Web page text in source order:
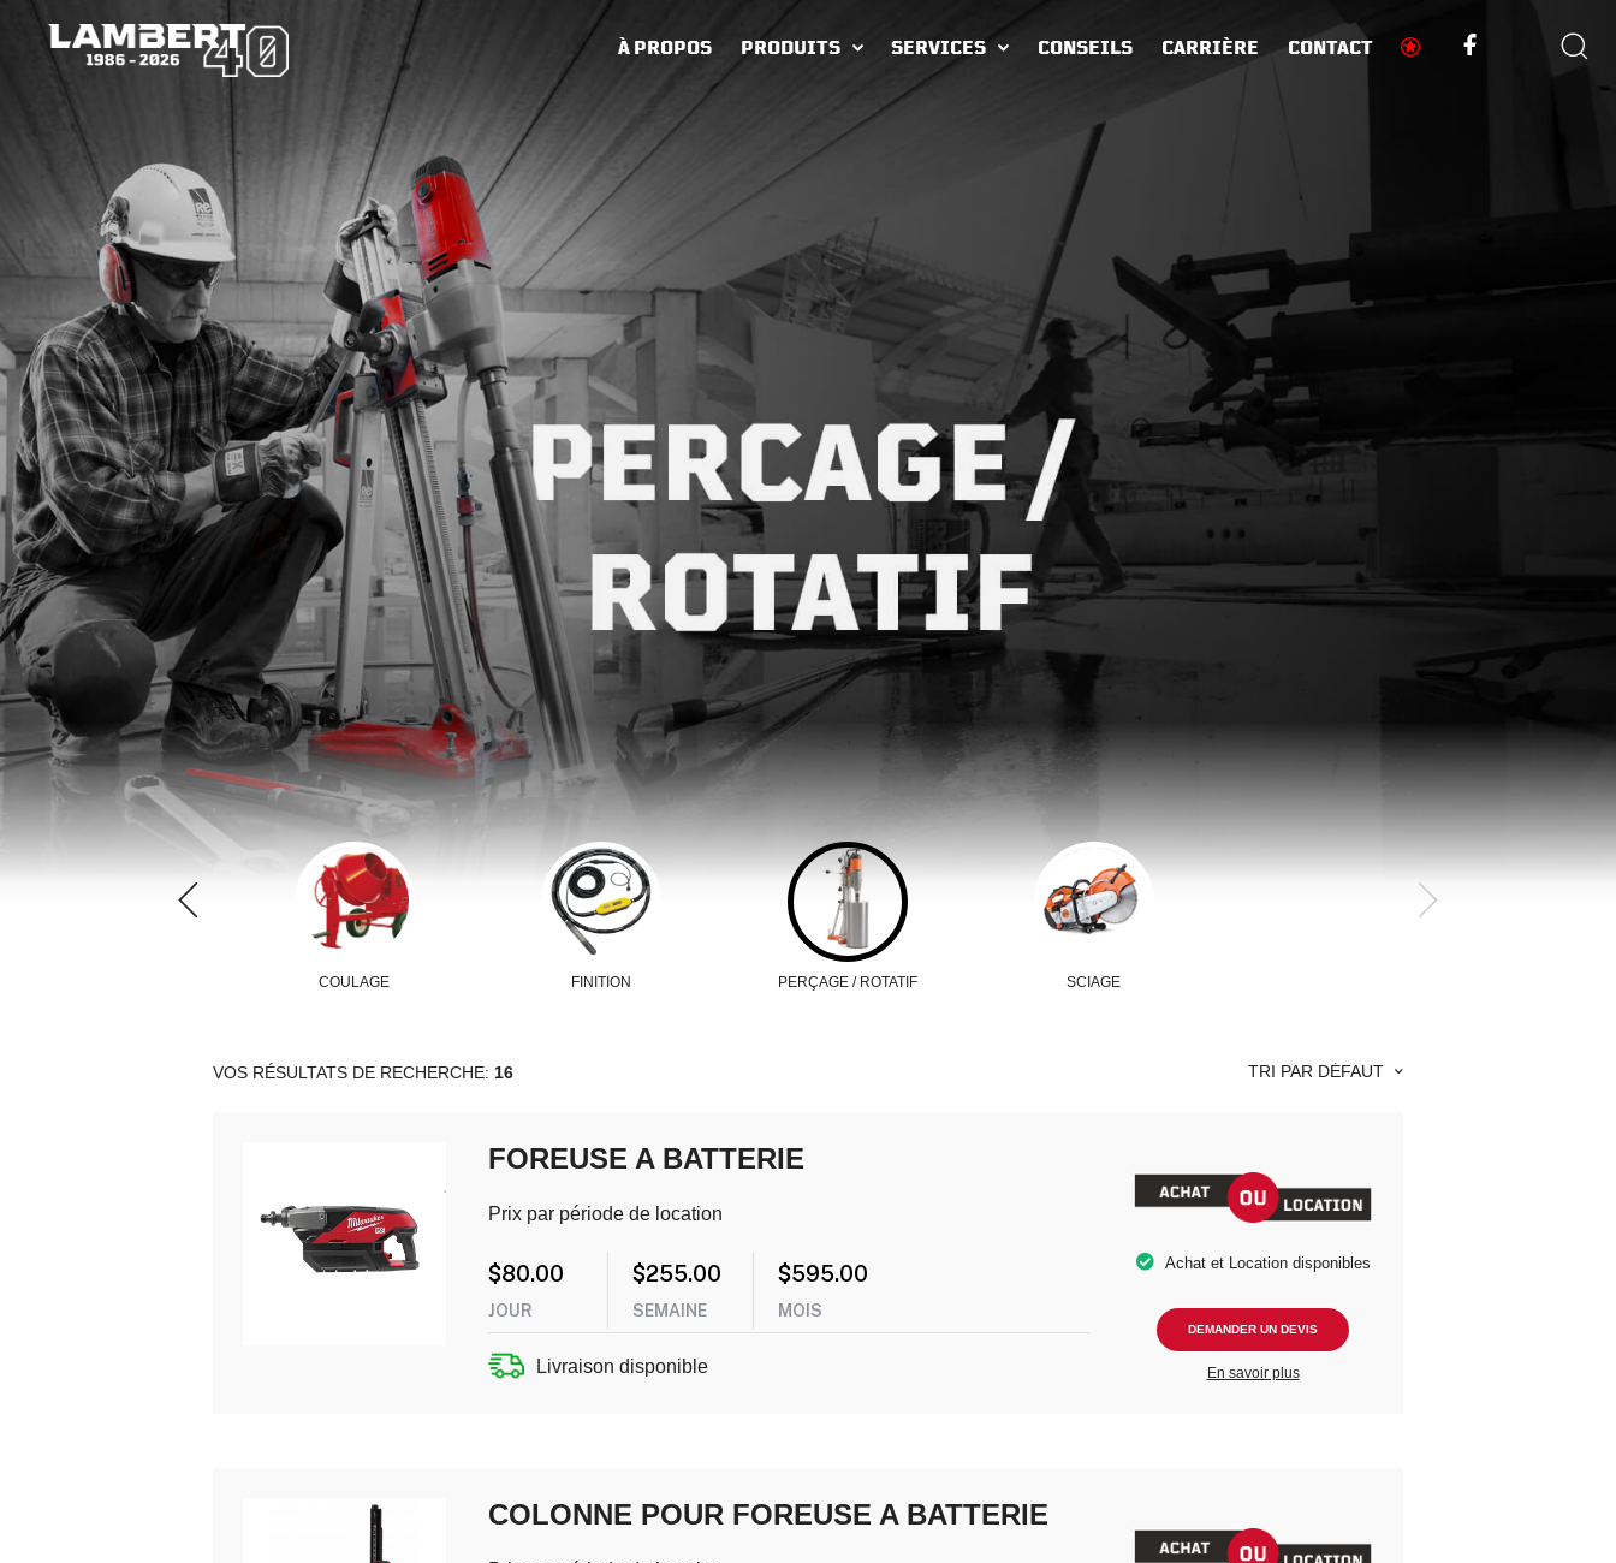
À PROPOS PRODUITS SERVICES CONSEILS CARRIÈRE CONTACT
COULAGE FINITION PERÇAGE / ROTATIF SCIAGE
VOS RÉSULTATS DE RECHERCHE: 16 TRI PAR DÉFAUT
FOREUSE A BATTERIE
Prix par période de location
$80.00
JOUR
$255.00
SEMAINE
$595.00
MOIS
Livraison disponible
Achat et Location disponibles
DEMANDER UN DEVIS
En savoir plus
COLONNE POUR FOREUSE A BATTERIE